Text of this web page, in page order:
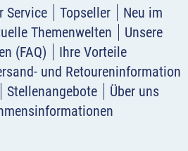
Service Topseller
Neu im
Themenwelten
Unsere
(FAQ)
Ihre Vorteile
und Retoureninformation
Stellenangebote
Über uns